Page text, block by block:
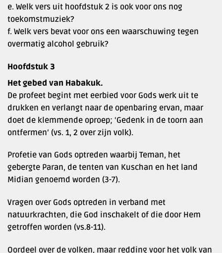
e. Welk vers uit hoofdstuk 2 is ook voor ons nog
toekomstmuziek?
f. Welk vers bevat voor ons een waarschuwing tegen
overmatig alcohol gebruik?
Hoofdstuk 3
Het gebed van Habakuk.
De profeet begint met eerbied voor Gods werk uit te
drukken en verlangt naar de openbaring ervan, maar
doet de klemmende oproep; ‘Gedenk in de toorn aan
ontfermen’ (vs. 1, 2 over zijn volk).
Profetie van Gods optreden waarbij Teman, het
gebergte Paran, de tenten van Kuschan en het land
Midian genoemd worden (3-7).
Vragen over Gods optreden in verband met
natuurkrachten, die God inschakelt of die door Hem
getroffen worden (vs.8-11).
Oordeel over de volken, maar redding voor het volk van